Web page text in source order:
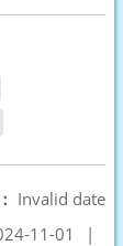
Invalid date
11-01 |